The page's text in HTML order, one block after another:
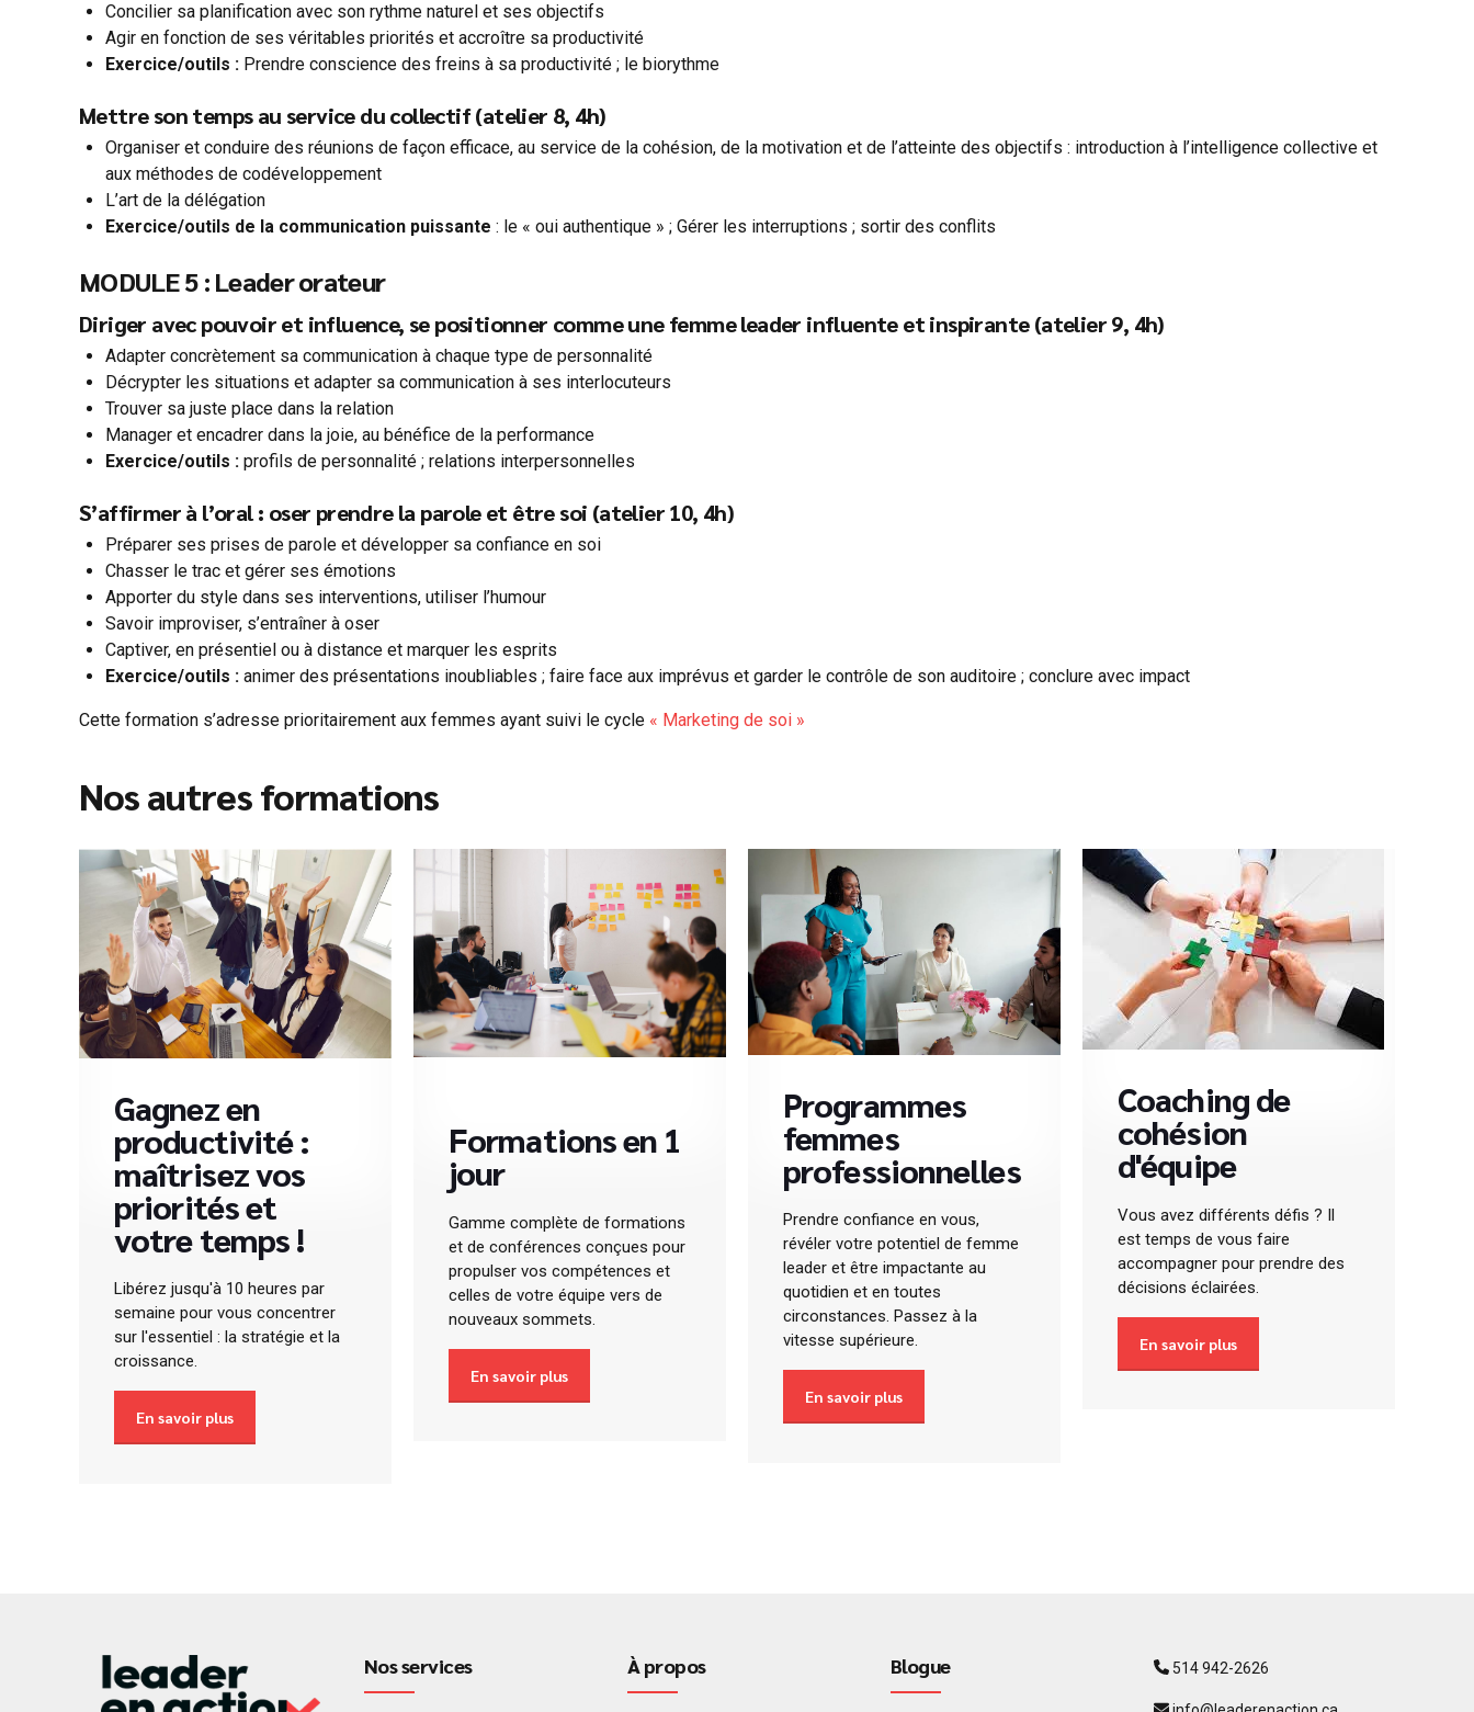
Concilier sa planification avec son rythme naturel et ses objectifs
Agir en fonction de ses véritables priorités et accroître sa productivité
Exercice/outils : Prendre conscience des freins à sa productivité ; le biorythme
Mettre son temps au service du collectif (atelier 8, 4h)
Organiser et conduire des réunions de façon efficace, au service de la cohésion, de la motivation et de l’atteinte des objectifs : introduction à l’intelligence collective et
aux méthodes de codéveloppement
L’art de la délégation
Exercice/outils de la communication puissante : le « oui authentique » ; Gérer les interruptions ; sortir des conflits
MODULE 5 : Leader orateur
Diriger avec pouvoir et influence, se positionner comme une femme leader influente et inspirante (atelier 9, 4h)
Adapter concrètement sa communication à chaque type de personnalité
Décrypter les situations et adapter sa communication à ses interlocuteurs
Trouver sa juste place dans la relation
Manager et encadrer dans la joie, au bénéfice de la performance
Exercice/outils : profils de personnalité ; relations interpersonnelles
S’affirmer à l’oral : oser prendre la parole et être soi (atelier 10, 4h)
Préparer ses prises de parole et développer sa confiance en soi
Chasser le trac et gérer ses émotions
Apporter du style dans ses interventions, utiliser l’humour
Savoir improviser, s’entraîner à oser
Captiver, en présentiel ou à distance et marquer les esprits
Exercice/outils : animer des présentations inoubliables ; faire face aux imprévus et garder le contrôle de son auditoire ; conclure avec impact
Cette formation s’adresse prioritairement aux femmes ayant suivi le cycle « Marketing de soi »
Nos autres formations
Gagnez en
productivité :
maîtrisez vos
priorités et
votre temps !
Libérez jusqu'à 10 heures par
semaine pour vous concentrer
sur l'essentiel : la stratégie et la
croissance.
En savoir plus
Formations en 1
jour
Gamme complète de formations
et de conférences conçues pour
propulser vos compétences et
celles de votre équipe vers de
nouveaux sommets.
En savoir plus
Programmes
femmes
professionnelles
Prendre confiance en vous,
révéler votre potentiel de femme
leader et être impactante au
quotidien et en toutes
circonstances. Passez à la
vitesse supérieure.
En savoir plus
Coaching de
cohésion
d'équipe
Vous avez différents défis ? Il
est temps de vous faire
accompagner pour prendre des
décisions éclairées.
En savoir plus
Nos services À propos Blogue 514 942-2626